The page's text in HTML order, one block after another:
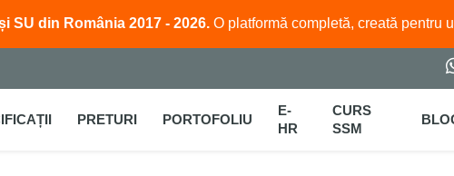
SU din România 2017 - 2026. O platformă completă, creată pentru
PRETURI PORTOFOLIU
E-
HR
CURS
SSM